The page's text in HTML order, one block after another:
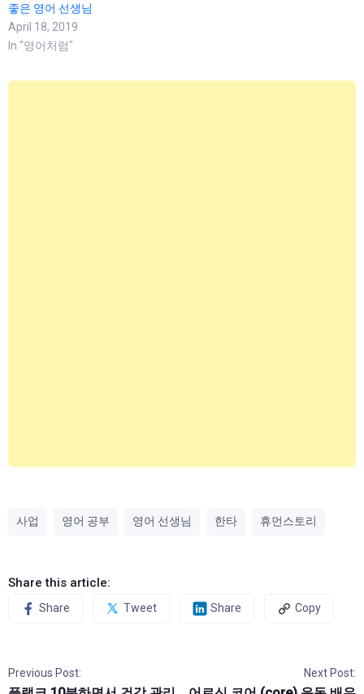
좋은 영어 선생님
April 18, 2019
In "영어처럼"
사업 영어 공부 영어 선생님 한타 휴먼스토리
Share this article:
Share Tweet Share Copy
Previous Post: Next Post: